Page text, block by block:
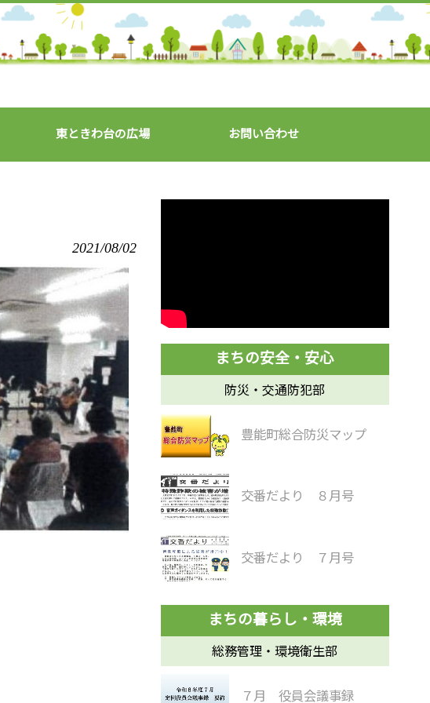
東ときわ台の広場 お問い合わせ
2021/08/02
防災・交通防犯部
豊能町総合防災マップ
交番だより ８月号
交番だより ７月号
総務管理・環境衛生部
７月 役員会議事録